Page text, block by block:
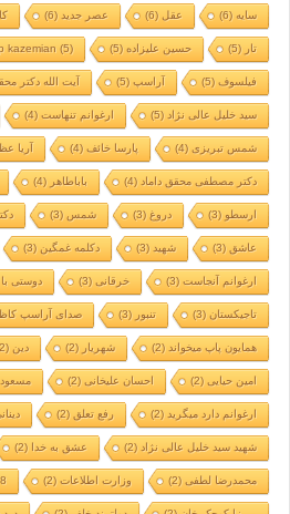
سایه(6) عقل(6) عصر جدید(6)
تار (5) حسین علیزاده(5)
kazemian (5)
فیلسوف(5) آراسپ(5) آیت الله دکتر
سید خلیل عالی نژاد(5) ارغوانم تنهاست(4)
شمس تبریزی(4) پارسا خائف(4) آریا
دکتر مصطفی محقق داماد(4) باباطاهر (4)
ارسطو (3) دروغ(3) شمس(3)
عاشق(3) شهید(3) دکلمه غمگین(3)
ارغوانم آنجاست(3) خرقانی(3) دوستی با
تاجیکستان(3) تنبور (3) صدای آراسپ
همایون پاپ میخواند(2) شهریار (2) دین(2)
امین حیایی(2) احسان علیخانی(2) مسعود
ارغوانم دارد میگرید(2) رفع تعلق(2)
شهید سید خلیل عالی نژاد(2) عشق به خدا (2)
محمدرضا لطفی(2) وزارت اطلاعات(2)
28